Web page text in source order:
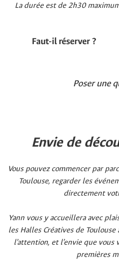
La durée est de 2h30
Faut-il réserver ?
Poser une
Envie de
Vous pouvez commencer par
Toulouse, regarder les
directement
Yann vous y accueillera avec
les Halles Créatives de
l’attention, et l’envie que
premières